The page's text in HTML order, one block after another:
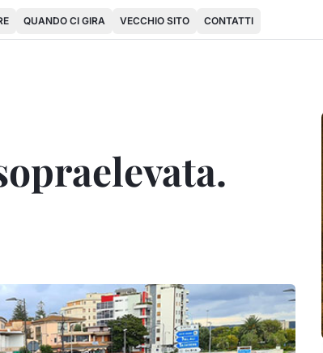
QUANDO CI GIRA VECCHIO SITO CONTATTI